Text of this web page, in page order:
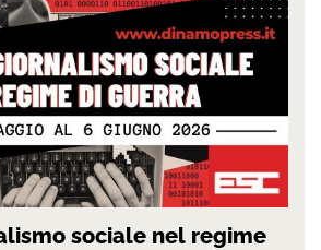
sociale nel regime